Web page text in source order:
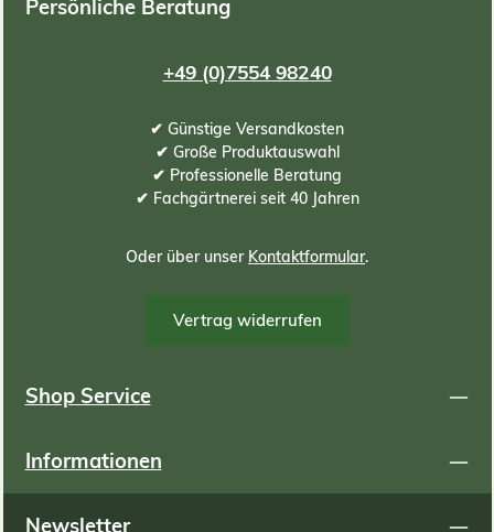
Persönliche Beratung
+49 (0)7554 98240
✔ Günstige Versandkosten
✔ Große Produktauswahl
✔ Professionelle Beratung
✔ Fachgärtnerei seit 40 Jahren
Oder über unser Kontaktformular.
Vertrag widerrufen
Shop Service
Informationen
Newsletter